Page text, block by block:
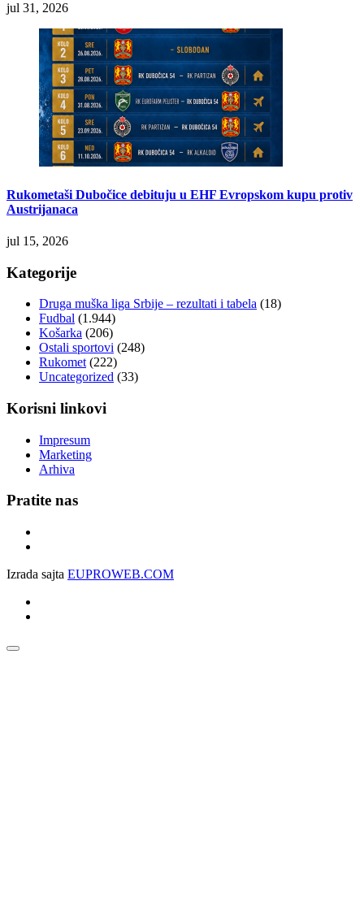
jul 31, 2026
Rukometaši Dubočice debituju u EHF Evropskom kupu protiv
Austrijanaca
jul 15, 2026
Kategorije
Druga muška liga Srbije – rezultati i tabela (18)
Fudbal (1.944)
Košarka (206)
Ostali sportovi (248)
Rukomet (222)
Uncategorized (33)
Korisni linkovi
Impresum
Marketing
Arhiva
Pratite nas
Izrada sajta EUPROWEB.COM